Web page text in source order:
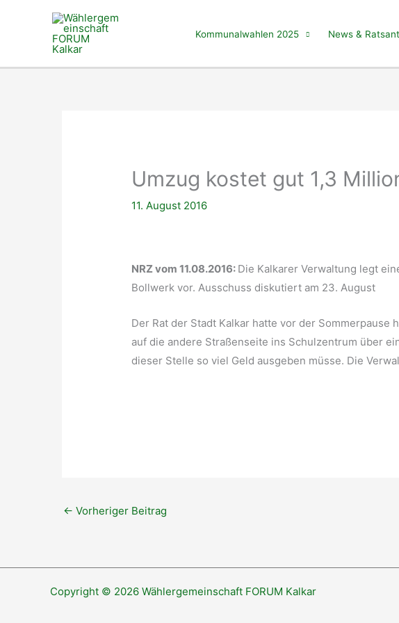
Kommunalwahlen 2025 News &
Umzug kostet gut 1,3
11. August 2016
NRZ vom 11.08.2016: Die Kalkarer Verwaltung legt
Bollwerk vor. Ausschuss diskutiert am 23. August
Der Rat der Stadt Kalkar hatte vor der
auf die andere Straßenseite ins Schulzentrum über
dieser Stelle so viel Geld ausgeben müsse. Die
← Vorheriger Beitrag
Copyright © 2026 Wählergemeinschaft FORUM Kalkar